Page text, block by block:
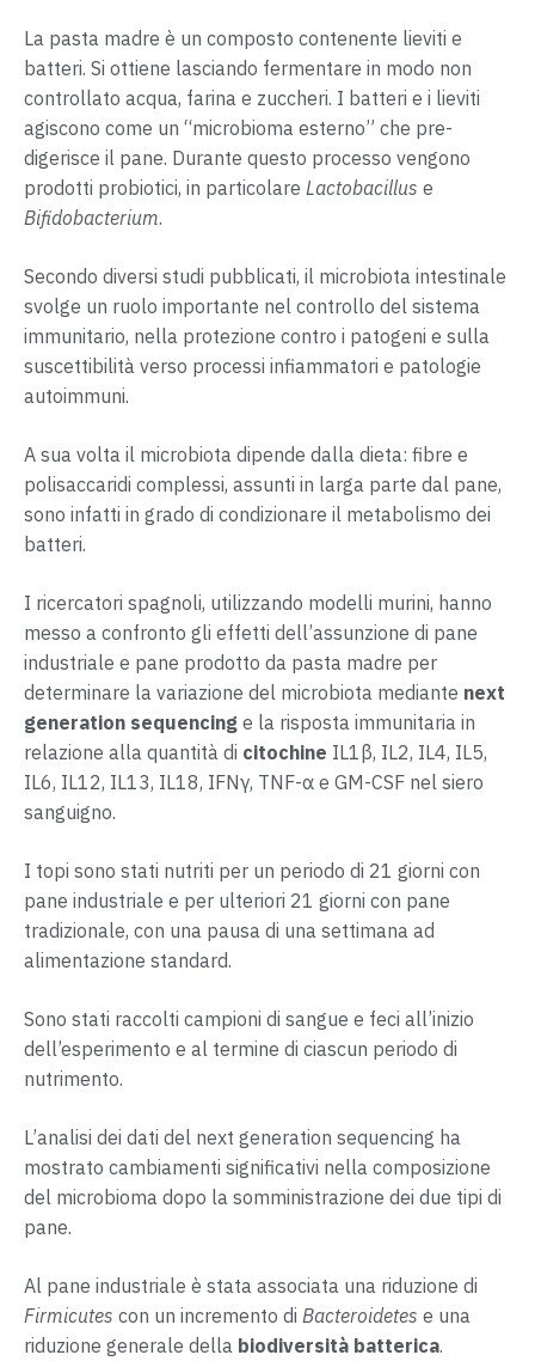
La pasta madre è un composto contenente lieviti e
batteri. Si ottiene lasciando fermentare in modo non
controllato acqua, farina e zuccheri. I batteri e i lieviti
agiscono come un “microbioma esterno” che pre-
digerisce il pane. Durante questo processo vengono
prodotti probiotici, in particolare Lactobacillus e
Bifidobacterium.
Secondo diversi studi pubblicati, il microbiota intestinale
svolge un ruolo importante nel controllo del sistema
immunitario, nella protezione contro i patogeni e sulla
suscettibilità verso processi infiammatori e patologie
autoimmuni.
A sua volta il microbiota dipende dalla dieta: fibre e
polisaccaridi complessi, assunti in larga parte dal pane,
sono infatti in grado di condizionare il metabolismo dei
batteri.
I ricercatori spagnoli, utilizzando modelli murini, hanno
messo a confronto gli effetti dell’assunzione di pane
industriale e pane prodotto da pasta madre per
determinare la variazione del microbiota mediante next
generation sequencing e la risposta immunitaria in
relazione alla quantità di citochine IL1β, IL2, IL4, IL5,
IL6, IL12, IL13, IL18, IFNγ, TNF-α e GM-CSF nel siero
sanguigno.
I topi sono stati nutriti per un periodo di 21 giorni con
pane industriale e per ulteriori 21 giorni con pane
tradizionale, con una pausa di una settimana ad
alimentazione standard.
Sono stati raccolti campioni di sangue e feci all’inizio
dell’esperimento e al termine di ciascun periodo di
nutrimento.
L’analisi dei dati del next generation sequencing ha
mostrato cambiamenti significativi nella composizione
del microbioma dopo la somministrazione dei due tipi di
pane.
Al pane industriale è stata associata una riduzione di
Firmicutes con un incremento di Bacteroidetes e una
riduzione generale della biodiversità batterica.